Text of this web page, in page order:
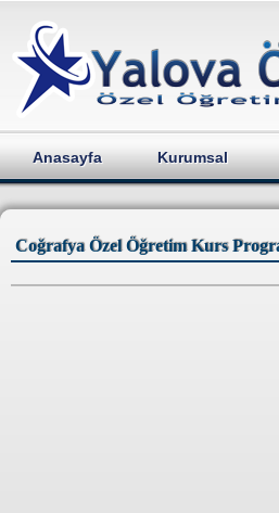
Anasayfa Kurumsal
Coğrafya Özel Öğretim Kurs